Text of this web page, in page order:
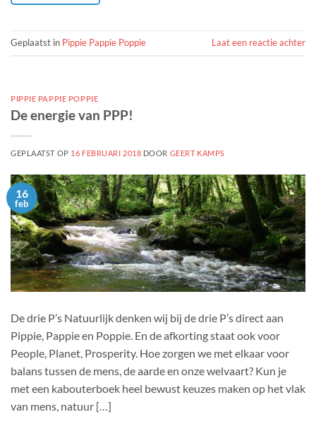
Geplaatst in Pippie Pappie Poppie Laat een reactie achter
PIPPIE PAPPIE POPPIE
De energie van PPP!
GEPLAATST OP 16 FEBRUARI 2018 DOOR GEERT KAMPS
16
feb
De drie P’s Natuurlijk denken wij bij de drie P’s direct aan
Pippie, Pappie en Poppie. En de afkorting staat ook voor
People, Planet, Prosperity. Hoe zorgen we met elkaar voor
balans tussen de mens, de aarde en onze welvaart? Kun je
met een kabouterboek heel bewust keuzes maken op het vlak
van mens, natuur […]